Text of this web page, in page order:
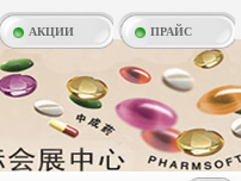
АКЦИИ ПРАЙС